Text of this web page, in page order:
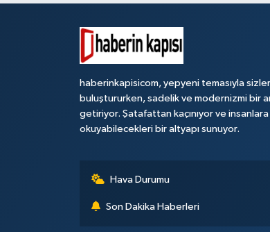
haberinkapisicom, yepyeni temasıyla
buluştururken, sadelik ve modernizmi bir
getiriyor. Şatafattan kaçınıyor ve
okuyabilecekleri bir altyapı sunuyor.
Hava Durumu
Son Dakika Haberleri